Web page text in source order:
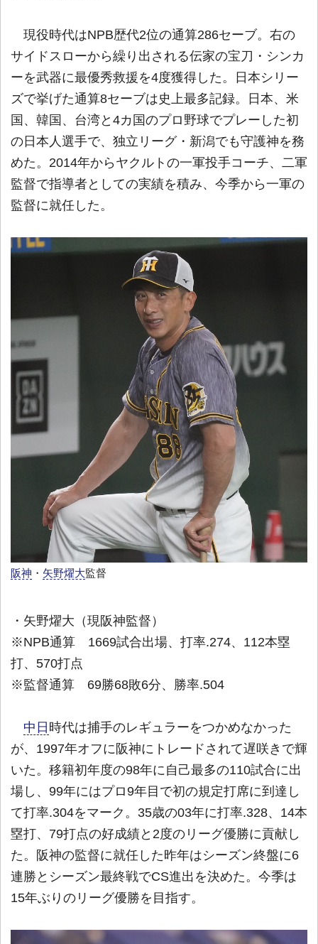
現役時代はNPB歴代2位の通算286セーブ。右の
サイドスローから繰り出される伝家の宝刀・シンカ
ーを武器に最優秀救援を4度獲得した。日本シリー
ズで挙げた通算8セーブは史上最多記録。日本、米
国、韓国、台湾と4カ国のプロ野球でプレーした初
の日本人選手で、独立リーグ・新潟でも守護神を務
めた。2014年からヤクルトの一軍投手コーチ、二軍
監督で指導者としての実績を積み、今季から一軍の
監督に就任した。
阪神 ・ 矢野燿大監督
・矢野燿大（現阪神監督）
※NPB通算 1669試合出場、打率.274、112本塁
打、570打点
※監督通算 69勝68敗6分、勝率.504
中日 時代は捕手のレギュラーをつかめなかった
が、1997年オフに阪神にトレードされて遅咲きで輝
いた。移籍初年度の98年に自己最多の110試合に出
場し、99年にはプロ9年目で初の規定打席に到達し
て打率.304をマーク。35歳の03年に打率.328、14本
塁打、79打点の好成績と2度のリーグ優勝に貢献し
た。阪神の監督に就任した昨年はシーズン終盤に6
連勝とシーズン最終戦でCS進出を決めた。今季は
15年ぶりのリーグ優勝を目指す。